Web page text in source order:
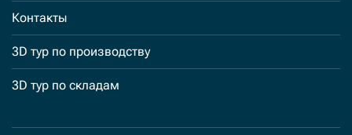
Контакты
3D тур по производству
3D тур по складам